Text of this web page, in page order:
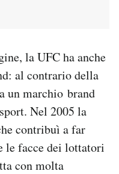
la UFC ha anche
al contrario della
un marchio brand
Nel 2005 la
contribuì a far
le facce dei lottatori
con molta